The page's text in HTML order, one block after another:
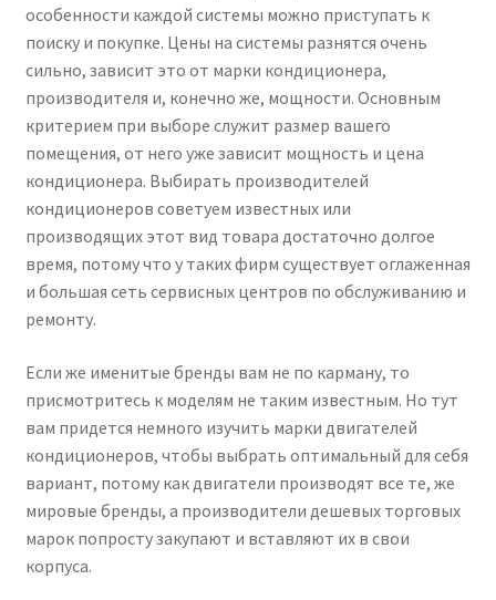
особенности каждой системы можно приступать к
поиску и покупке. Цены на системы разнятся очень
сильно, зависит это от марки кондиционера,
производителя и, конечно же, мощности. Основным
критерием при выборе служит размер вашего
помещения, от него уже зависит мощность и цена
кондиционера. Выбирать производителей
кондиционеров советуем известных или
производящих этот вид товара достаточно долгое
время, потому что у таких фирм существует оглаженная
и большая сеть сервисных центров по обслуживанию и
ремонту.
Если же именитые бренды вам не по карману, то
присмотритесь к моделям не таким известным. Но тут
вам придется немного изучить марки двигателей
кондиционеров, чтобы выбрать оптимальный для себя
вариант, потому как двигатели производят все те, же
мировые бренды, а производители дешевых торговых
марок попросту закупают и вставляют их в свои
корпуса.